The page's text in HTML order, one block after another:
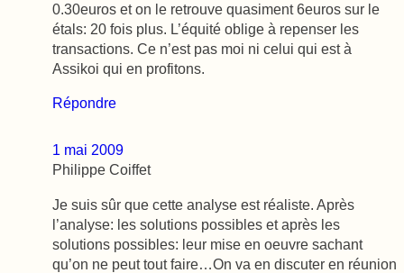
0.30euros et on le retrouve quasiment 6euros sur le
étals: 20 fois plus. L’équité oblige à repenser les
transactions. Ce n’est pas moi ni celui qui est à
Assikoi qui en profitons.
Répondre
1 mai 2009
Philippe Coiffet
Je suis sûr que cette analyse est réaliste. Après
l’analyse: les solutions possibles et après les
solutions possibles: leur mise en oeuvre sachant
qu’on ne peut tout faire…On va en discuter en réunion